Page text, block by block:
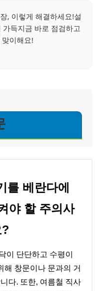
, 이렇게 해결하세요!설
득지금 바로 점검하고
이해요!
를 베란다에
야 할 주의사
이 단단하고 수평이
해 창문이나 문과의 거
다. 또한, 여름철 직사